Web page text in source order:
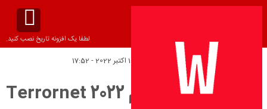
لطفا یک افزونه تاریخ نصب کنید.
تاریخ انتشار:
دانلود زیرنویس فیلم Terrornet 2022